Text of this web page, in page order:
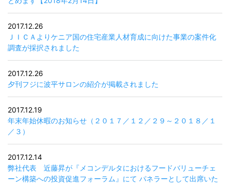
2017.12.26
ＪＩＣＡよりケニア国の住宅産業人材育成に向けた事業の案件化
調査が採択されました
2017.12.26
夕刊フジに波平サロンの紹介が掲載されました
2017.12.19
年末年始休暇のお知らせ（２０１７／１２／２９～２０１８／１
／３）
2017.12.14
弊社代表 近藤昇が『メコンデルタにおけるフードバリューチェ
ーン構築への投資促進フォーラム』にて パネラーとして出席いた